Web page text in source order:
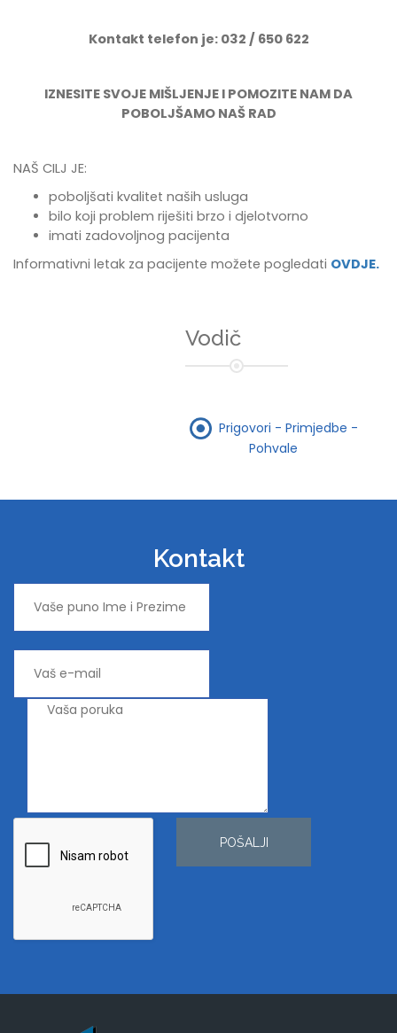
Kontakt telefon je: 032 / 650 622
IZNESITE SVOJE MIŠLJENJE I POMOZITE NAM DA
POBOLJŠAMO NAŠ RAD
NAŠ CILJ JE:
poboljšati kvalitet naših usluga
bilo koji problem riješiti brzo i djelotvorno
imati zadovoljnog pacijenta
Informativni letak za pacijente možete pogledati OVDJE.
Vodič
Prigovori - Primjedbe -
Pohvale
Kontakt
POŠALJI